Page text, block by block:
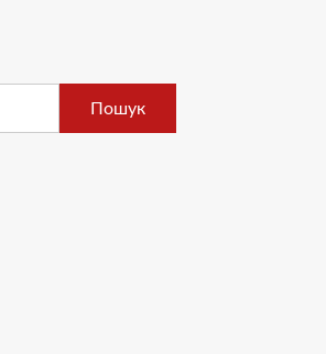
Пошук